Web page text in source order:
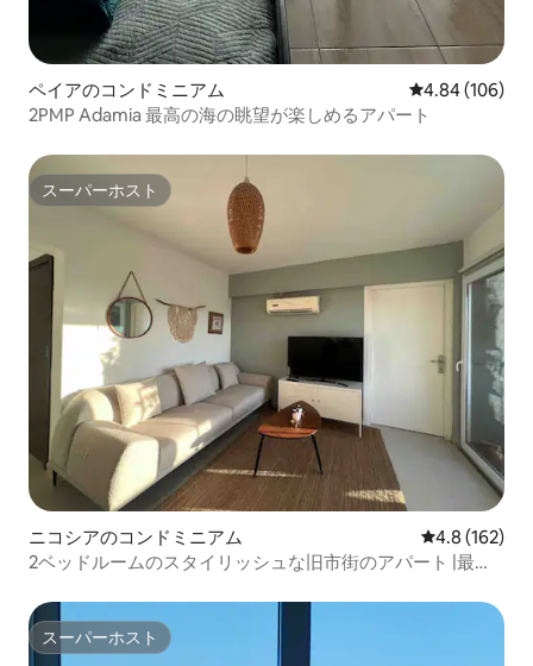
ペイアのコンドミニアム レビュー106
4.84 (106)
2PMP Adamia 最高の海の眺望が楽しめるアパート
スーパーホスト
スーパーホスト
ニコシアのコンドミニアム レビュー162
4.8 (162)
2ベッドルームのスタイリッシュな旧市街のアパート |最高
スーパーホスト
スーパーホスト